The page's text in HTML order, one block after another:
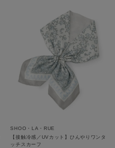
SHOO・LA・RUE
【接触冷感／UVカット】ひんやりワンタ
ッチスカーフ